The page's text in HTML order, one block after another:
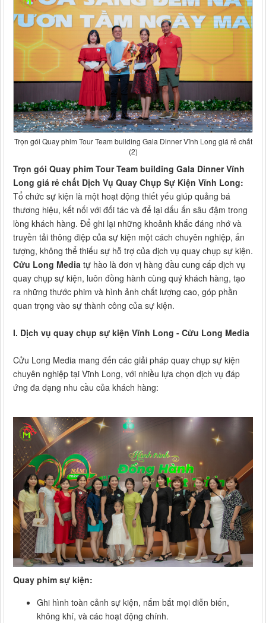
Trọn gói Quay phim Tour Team building Gala Dinner Vĩnh Long giá rẻ chất
(2)
Trọn gói Quay phim Tour Team building Gala Dinner Vĩnh
Long giá rẻ chất Dịch Vụ Quay Chụp Sự Kiện Vĩnh Long:
Tổ chức sự kiện là một hoạt động thiết yếu giúp quảng bá
thương hiệu, kết nối với đối tác và để lại dấu ấn sâu đậm trong
lòng khách hàng. Để ghi lại những khoảnh khắc đáng nhớ và
truyền tải thông điệp của sự kiện một cách chuyên nghiệp, ấn
tượng, không thể thiếu sự hỗ trợ của dịch vụ quay chụp sự kiện.
Cửu Long Media tự hào là đơn vị hàng đầu cung cấp dịch vụ
quay chụp sự kiện, luôn đồng hành cùng quý khách hàng, tạo
ra những thước phim và hình ảnh chất lượng cao, góp phần
quan trọng vào sự thành công của sự kiện.
I. Dịch vụ quay chụp sự kiện Vĩnh Long - Cửu Long Media
Cửu Long Media mang đến các giải pháp quay chụp sự kiện
chuyên nghiệp tại Vĩnh Long, với nhiều lựa chọn dịch vụ đáp
ứng đa dạng nhu cầu của khách hàng:
Quay phim sự kiện:
Ghi hình toàn cảnh sự kiện, nắm bắt mọi diễn biến,
không khí, và các hoạt động chính.